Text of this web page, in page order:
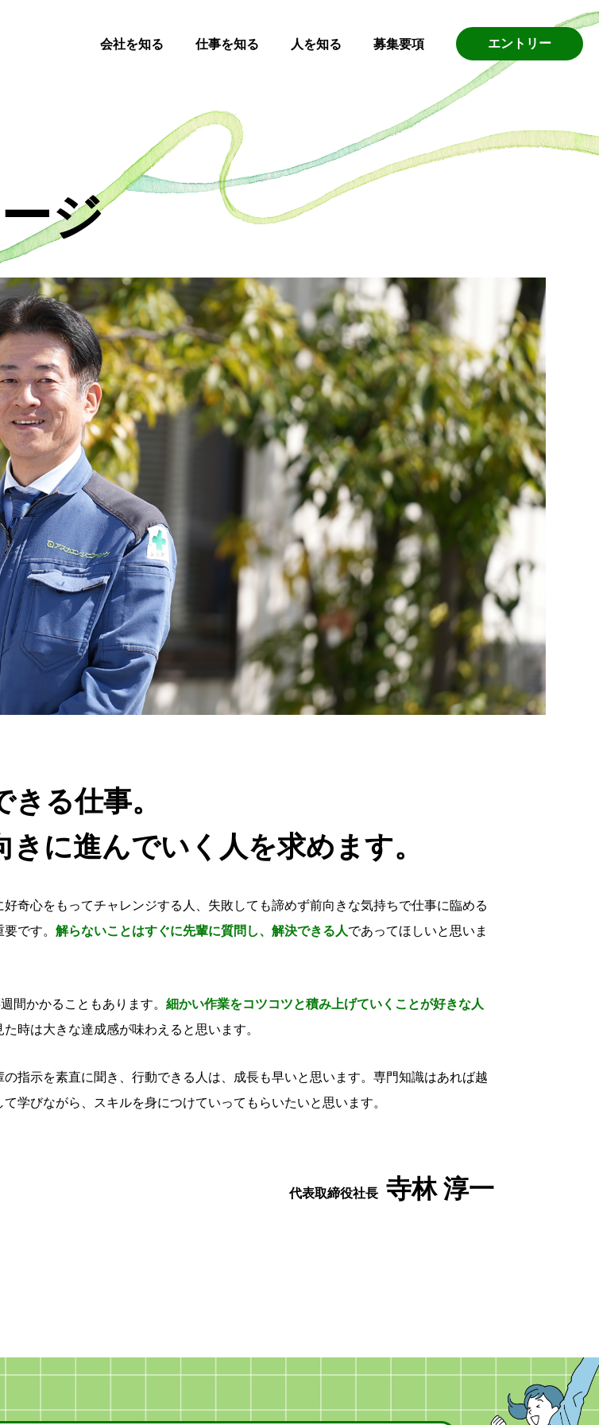
会社を知る 仕事を知る 人を知る 募集要項 エントリー
ジ
る仕事。
に進んでいく人を求めます。
奇心をもってチャレンジする人、失敗しても諦めず前向きな気持ちで仕事に臨める
です。 解らないことはすぐに先輩に質問し、解決できる人であってほしいと思いま
間かかることもあります。 細かい作業をコツコツと積み上げていくことが好きな人
時は大きな達成感が味わえると思います。
の指示を素直に聞き、行動できる人は、成長も早いと思います。専門知識はあれば越
学びながら、スキルを身につけていってもらいたいと思います。
代表取締役社長 寺林 淳一